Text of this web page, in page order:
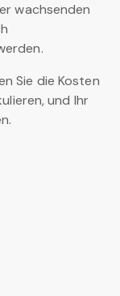
wachsenden
Sie die Kosten
und Ihr